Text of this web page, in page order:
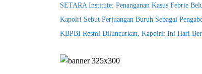
SETARA Institute: Penanganan Kasus Febrie
Kapolri Sebut Perjuangan Buruh Sebagai
KBPBI Resmi Diluncurkan, Kapolri: Ini Hari